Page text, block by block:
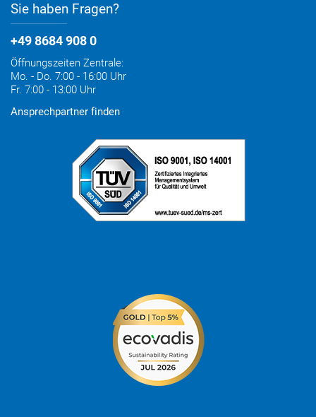
Sie haben Fragen?
+49 8684 908 0
Öffnungszeiten Zentrale:
Mo. - Do. 7:00 - 16:00 Uhr
Fr. 7:00 - 13:00 Uhr
Ansprechpartner finden